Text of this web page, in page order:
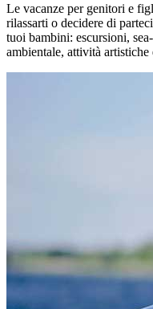
Le vacanze per genitori e
rilassarti o decidere di
tuoi bambini: escursioni,
ambientale, attività artistiche